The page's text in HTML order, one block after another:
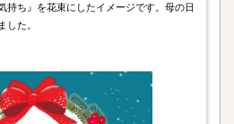
持ち』を花束にしたイメージです。母の日
した。